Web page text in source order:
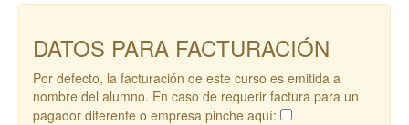
DATOS PARA FACTURACIÓN
Por defecto, la facturación de este curso es emitida a
nombre del alumno. En caso de requerir factura para un
pagador diferente o empresa pinche aquí: